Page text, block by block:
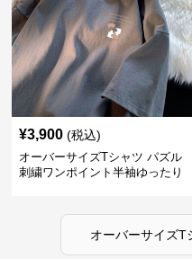
¥3,900 (税込)
オーバーサイズTシャツ パズル
刺繍ワンポイント半袖ゆったり
オーバーサイズT